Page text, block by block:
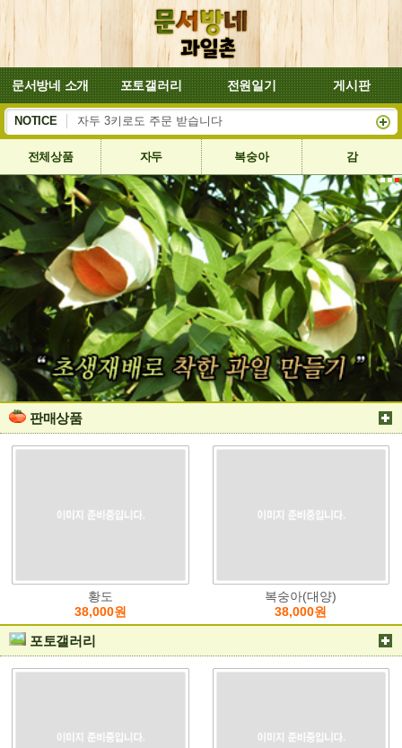
문서방네 소개 포토갤러리 전원일기 게시판
NOTICE 자두 3키로도 주문 받습니다
복숭아 대양이 잘 익어서 8월4일부터 배송합니다
전체상품 자두 복숭아 감
판매상품
황도
38,000원
복숭아(대양)
38,000원
포토갤러리